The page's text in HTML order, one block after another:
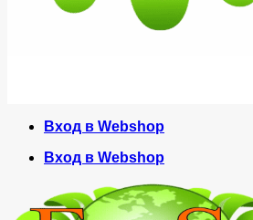
Вход в Webshop
Вход в Webshop